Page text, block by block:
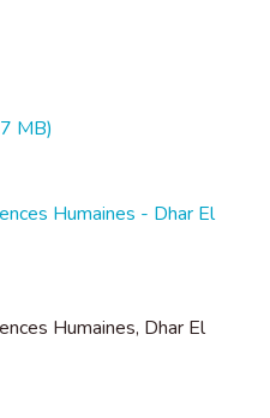
MB)
Humaines - Dhar El
Humaines, Dhar El